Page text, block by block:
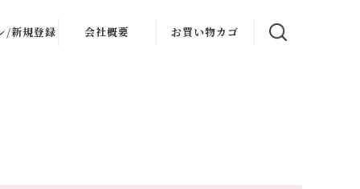
/新規登録 会社概要 お買い物カゴ